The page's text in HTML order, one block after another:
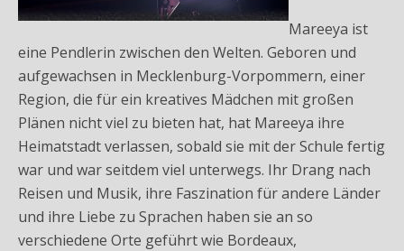
Mareeya ist
eine Pendlerin zwischen den Welten. Geboren und
aufgewachsen in Mecklenburg-Vorpommern, einer
Region, die für ein kreatives Mädchen mit großen
Plänen nicht viel zu bieten hat, hat Mareeya ihre
Heimatstadt verlassen, sobald sie mit der Schule fertig
war und war seitdem viel unterwegs. Ihr Drang nach
Reisen und Musik, ihre Faszination für andere Länder
und ihre Liebe zu Sprachen haben sie an so
verschiedene Orte geführt wie Bordeaux,